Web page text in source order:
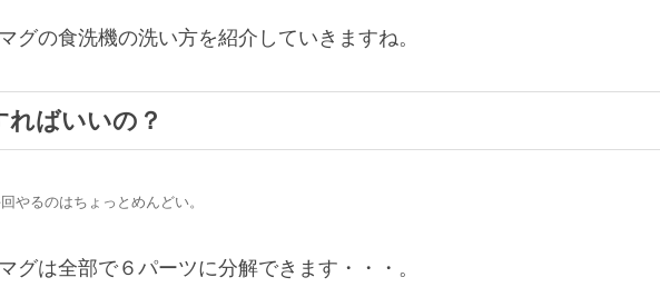
グの食洗機の洗い方を紹介していきますね。
ればいいの？
やるのはちょっとめんどい。
グは全部で６パーツに分解できます・・・。